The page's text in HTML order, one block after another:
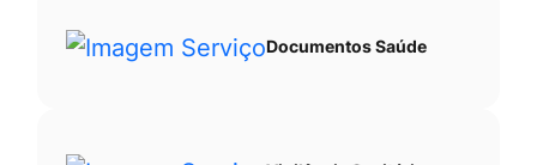
Documentos Saúde